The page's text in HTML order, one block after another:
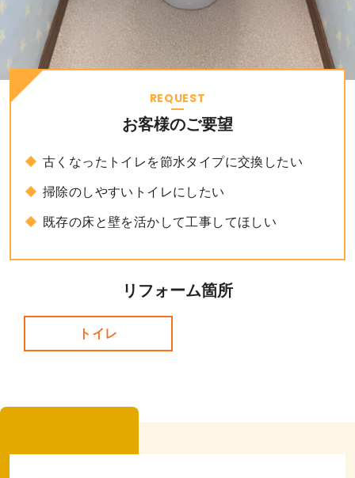
REQUEST
お客様のご要望
古くなったトイレを節水タイプに交換したい
掃除のしやすいトイレにしたい
既存の床と壁を活かして工事してほしい
リフォーム箇所
トイレ